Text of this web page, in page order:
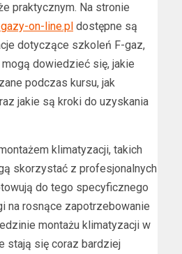
praktycznym. Na stronie
on-line.pl dostępne są
dotyczące szkoleń F-gaz,
dowiedzieć się, jakie
podczas kursu, jak
jakie są kroki do uzyskania
klimatyzacji, takich
skorzystać z profesjonalnych
do tego specyficznego
na rosnące zapotrzebowanie
montażu klimatyzacji w
stają się coraz bardziej